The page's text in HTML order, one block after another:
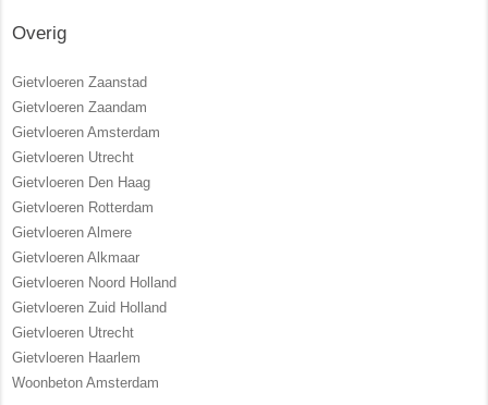
Overig
Gietvloeren Zaanstad
Gietvloeren Zaandam
Gietvloeren Amsterdam
Gietvloeren Utrecht
Gietvloeren Den Haag
Gietvloeren Rotterdam
Gietvloeren Almere
Gietvloeren Alkmaar
Gietvloeren Noord Holland
Gietvloeren Zuid Holland
Gietvloeren Utrecht
Gietvloeren Haarlem
Woonbeton Amsterdam